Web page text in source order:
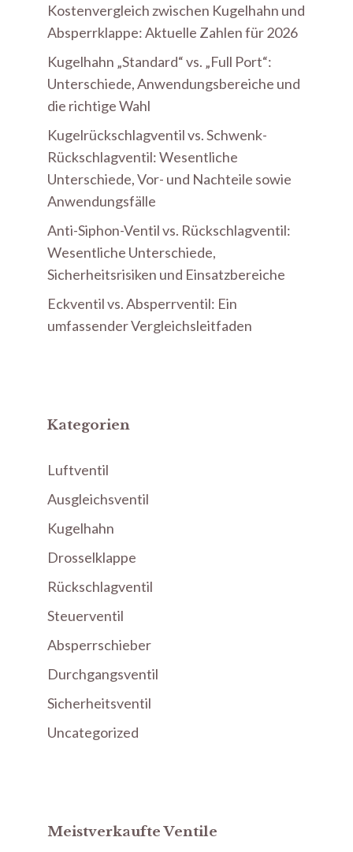
Kostenvergleich zwischen Kugelhahn und
Absperrklappe: Aktuelle Zahlen für 2026
Kugelhahn „Standard“ vs. „Full Port“:
Unterschiede, Anwendungsbereiche und
die richtige Wahl
Kugelrückschlagventil vs. Schwenk-
Rückschlagventil: Wesentliche
Unterschiede, Vor- und Nachteile sowie
Anwendungsfälle
Anti-Siphon-Ventil vs. Rückschlagventil:
Wesentliche Unterschiede,
Sicherheitsrisiken und Einsatzbereiche
Eckventil vs. Absperrventil: Ein
umfassender Vergleichsleitfaden
Kategorien
Luftventil
Ausgleichsventil
Kugelhahn
Drosselklappe
Rückschlagventil
Steuerventil
Absperrschieber
Durchgangsventil
Sicherheitsventil
Uncategorized
Meistverkaufte Ventile